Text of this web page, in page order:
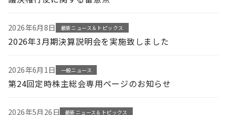
2026年6月8日 最新ニュース＆トピックス
2026年3月期決算説明会を実施致しました
2026年6月1日 一般ニュース
第24回定時株主総会専用ページのお知らせ
2026年5月26日 最新ニュース＆トピックス